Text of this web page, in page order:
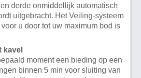
derde onmiddellijk automatisch
uitgebracht. Het Veiling-systeem
u door tot uw maximum bod is
kavel
moment een bieding op een
binnen 5 min voor sluiting van